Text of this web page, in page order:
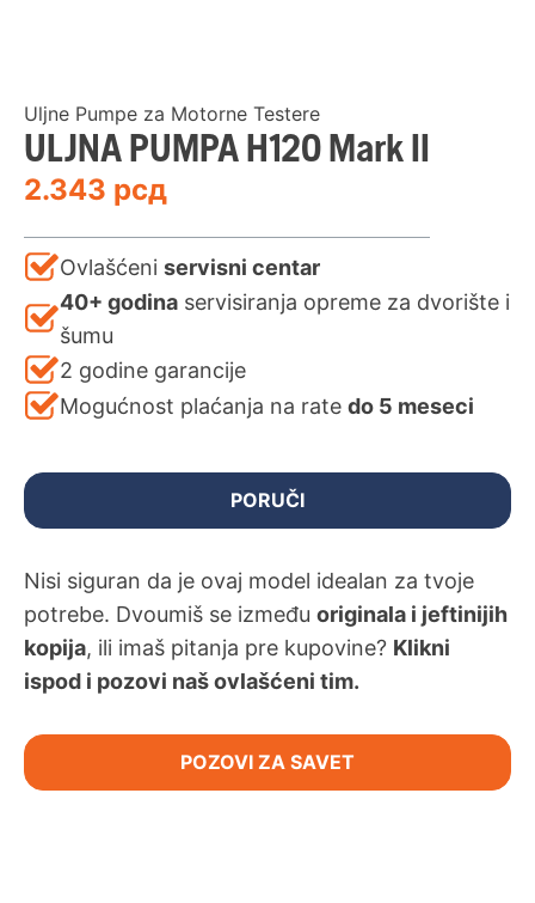
Uljne Pumpe za Motorne Testere
ULJNA PUMPA H120 Mark II
2.343 рсд
Ovlašćeni servisni centar
40+ godina servisiranja opreme za dvorište i
šumu
2 godine garancije
Mogućnost plaćanja na rate do 5 meseci
PORUČI
Nisi siguran da je ovaj model idealan za tvoje
potrebe. Dvoumiš se između originala i jeftinijih
kopija, ili imaš pitanja pre kupovine? Klikni
ispod i pozovi naš ovlašćeni tim.
POZOVI ZA SAVET